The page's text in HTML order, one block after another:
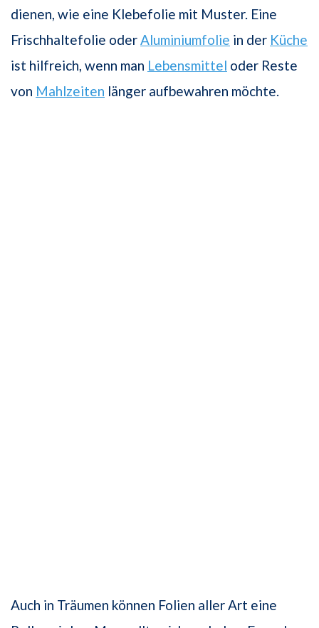
dienen, wie eine Klebefolie mit Muster. Eine
Frischhaltefolie oderAluminiumfolie in der Küche
ist hilfreich, wenn man Lebensmittel oder Reste
von Mahlzeiten länger aufbewahren möchte.
Auch in Träumen können Folien aller Art eine